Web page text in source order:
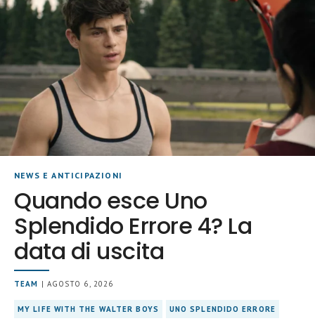
NEWS E ANTICIPAZIONI
Quando esce Uno
Splendido Errore 4? La
data di uscita
TEAM | AGOSTO 6, 2026
MY LIFE WITH THE WALTER BOYS UNO SPLENDIDO ERRORE